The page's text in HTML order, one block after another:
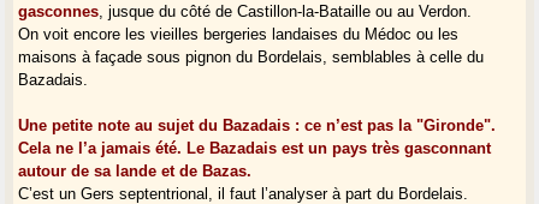
gasconnes , jusque du côté de Castillon-la-Bataille ou au Verdon.
On voit encore les vieilles bergeries landaises du Médoc ou les
maisons à façade sous pignon du Bordelais, semblables à celle du
Bazadais.
Une petite note au sujet du Bazadais : ce n’est pas la "Gironde".
Cela ne l’a jamais été. Le Bazadais est un pays très gasconnant
autour de sa lande et de Bazas.
C’est un Gers septentrional, il faut l’analyser à part du Bordelais.